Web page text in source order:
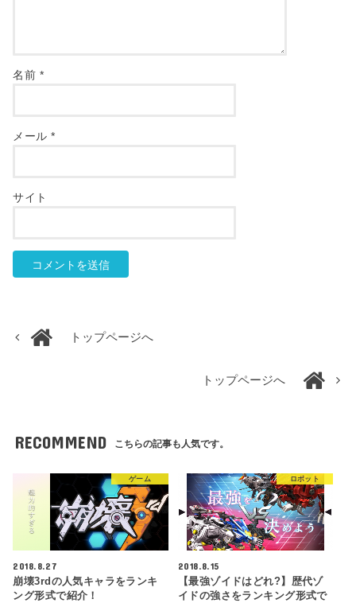
名前 *
メール *
サイト
トップページへ
トップページへ
RECOMMEND こちらの記事も人気です。
ゲーム
2018.8.27
崩壊3rdの人気キャラをランキ
ング形式で紹介！
ロボット
2018.8.15
【最強ゾイドはどれ?】歴代ゾ
イドの強さをランキング形式で